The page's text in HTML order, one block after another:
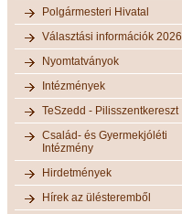
Polgármesteri Hivatal
Választási információk 2026.
Nyomtatványok
Intézmények
TeSzedd - Pilisszentkereszt
Család- és Gyermekjóléti
Intézmény
Hirdetmények
Hírek az ülésteremből